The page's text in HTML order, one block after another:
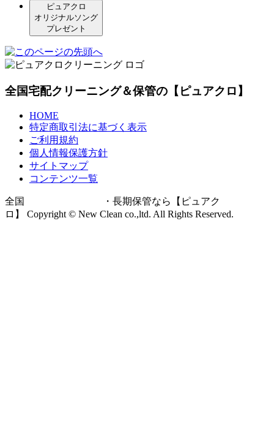
ピュアクロ
オリジナルソング
プレゼント
全国宅配クリーニング＆保管の【ピュアクロ】
HOME
特定商取引法に基づく表示
ご利用規約
個人情報保護方針
サイトマップ
コンテンツ一覧
全国
・長期保管なら【ピュアク
ロ】 Copyright © New Clean co.,ltd. All Rights Reserved.